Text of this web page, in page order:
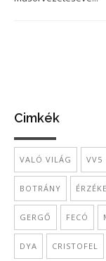
Cimkék
VALÓ VILÁG VV5
BOTRÁNY
GERGŐ FECÓ
DYA CRISTOFEL